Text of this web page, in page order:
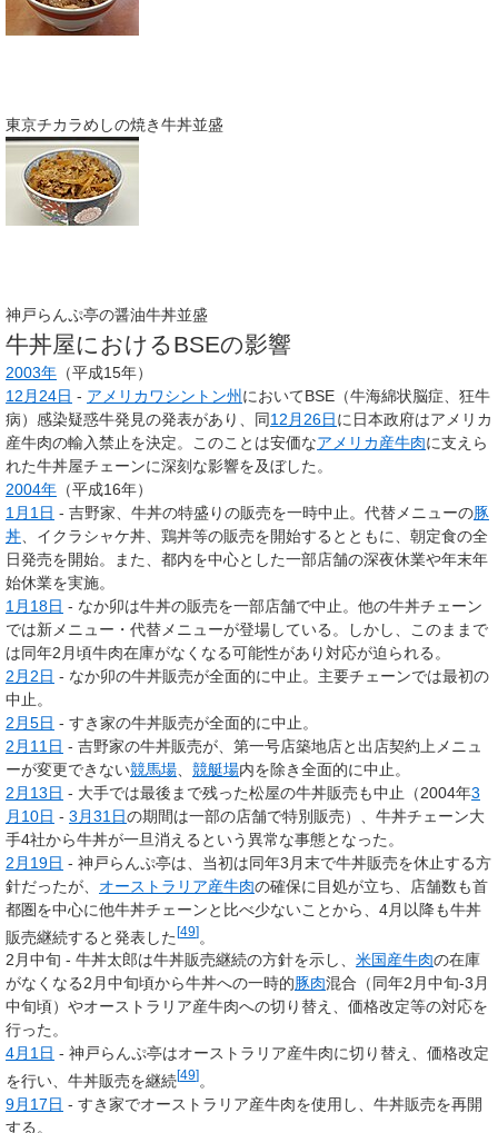
東京チカラめしの焼き牛丼並盛
神戸らんぷ亭の醤油牛丼並盛
牛丼屋におけるBSEの影響
2003年 （平成15年）
12月24日 - アメリカワシントン州においてBSE（牛海綿状脳症、狂牛
病）感染疑惑牛発見の発表があり、同12月26日に日本政府はアメリカ
産牛肉の輸入禁止を決定。このことは安価なアメリカ産牛肉に支えら
れた牛丼屋チェーンに深刻な影響を及ぼした。
2004年 （平成16年）
1月1日 - 吉野家、牛丼の特盛りの販売を一時中止。代替メニューの豚
丼 、イクラシャケ丼、鶏丼等の販売を開始するとともに、朝定食の全
日発売を開始。また、都内を中心とした一部店舗の深夜休業や年末年
始休業を実施。
1月18日 - なか卯は牛丼の販売を一部店舗で中止。他の牛丼チェーン
では新メニュー・代替メニューが登場している。しかし、このままで
は同年2月頃牛肉在庫がなくなる可能性があり対応が迫られる。
2月2日 - なか卯の牛丼販売が全面的に中止。主要チェーンでは最初の
中止。
2月5日 - すき家の牛丼販売が全面的に中止。
2月11日 - 吉野家の牛丼販売が、第一号店築地店と出店契約上メニュ
ーが変更できない競馬場 競艇場内を除き全面的に中止。
2月13日 - 大手では最後まで残った松屋の牛丼販売も中止（2004年3
月10日 - 3月31日の期間は一部の店舗で特別販売）、牛丼チェーン大
手4社から牛丼が一旦消える という異常な事態となった。
2月19日 - 神戸らんぷ亭は、当初は同年3月末で牛丼販売を休止する方
針だったが、 オーストラリア産牛肉の確保に目処が立ち、店舗数も首
都圏を中心に他牛丼チェーンと比べ少ないことから、4月以降も牛丼
販売継続すると発表した[49]。
2月中旬 - 牛丼太郎は牛丼販売継続の方針を示し、 米国産牛肉の在庫
がなくなる2月中旬頃から牛丼への一時的豚肉混合（同年2月中旬-3月
中旬頃）やオーストラリア産牛肉への切り替え、価格改定等の対応を
行った。
4月1日 - 神戸らんぷ亭はオーストラリア産牛肉に切り替え、価格改定
を行い、牛丼販売を継続[49] 。
9月17日 - すき家でオーストラリア産牛肉を使用し、牛丼販売を再開
する。